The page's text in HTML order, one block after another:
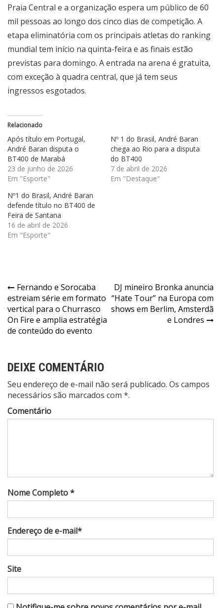
Praia Central e a organização espera um público de 60
mil pessoas ao longo dos cinco dias de competição. A
etapa eliminatória com os principais atletas do ranking
mundial tem início na quinta-feira e as finais estão
previstas para domingo. A entrada na arena é gratuita,
com exceção à quadra central, que já tem seus
ingressos esgotados.
Relacionado
Após título em Portugal,
André Baran disputa o
BT400 de Marabá
23 de junho de 2026
Em "Esporte"
Nº 1 do Brasil, André Baran
chega ao Rio para a disputa
do BT400
7 de abril de 2026
Em "Destaque"
Nº1 do Brasil, André Baran
defende título no BT400 de
Feira de Santana
16 de abril de 2026
Em "Esporte"
Navegação
de
Post
Fernando e Sorocaba
estreiam série em formato
vertical para o Churrasco
On Fire e amplia estratégia
de conteúdo do evento
DJ mineiro Bronka anuncia
“Hate Tour” na Europa com
shows em Berlim, Amsterdã
e Londres
DEIXE COMENTÁRIO
Seu endereço de e-mail não será publicado. Os campos
necessários são marcados com *.
Comentário
Nome Completo *
Endereço de e-mail*
Site